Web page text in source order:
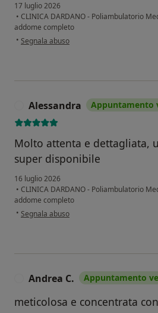
17 luglio 2026
• CLINICA DARDANO - Poliambulatorio
addome completo
• secondo l'opinione dell'utente Massimo
Segnala abuso
Alessandra Appuntamento
Molto attenta e dettagliata,
super disponibile
16 luglio 2026
• CLINICA DARDANO - Poliambulatorio
addome completo
• secondo l'opinione dell'utente Alessandra
Segnala abuso
Andrea C. Appuntamento
meticolosa e concentrata